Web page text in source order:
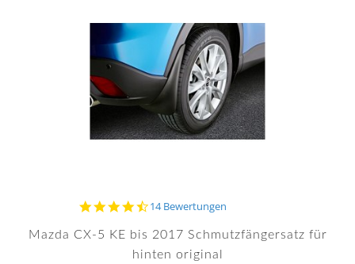
4.6
rating
14 Bewertungen
Mazda CX-5 KE bis 2017 Schmutzfängersatz für
hinten original